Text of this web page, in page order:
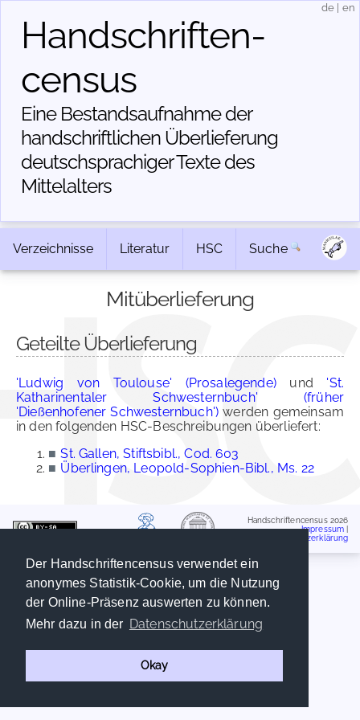
Der Handschriftencensus verwendet ein
anonymes Statistik-Cookie, um die Nutzung
der Online-Präsenz auswerten zu können.
Mehr dazu in der Datenschutzerklärung
Okay
Handschriften­
census
Eine Bestandsaufnahme der
handschriftlichen Über­lieferung
deutschsprachiger Texte des
Mittelalters
de en
Verzeichnisse Literatur HSC Suche
Mitüberlieferung
Geteilte Überlieferung
'Ludwig von Toulouse' (Prosalegende)und 'St.
Katharinentaler Schwesternbuch' (früher
'Dießenhofener Schwesternbuch') werden gemeinsam
in den folgenden HSC-Beschreibungen überliefert:
■ St. Gallen, Stiftsbibl., Cod. 603
■ Überlingen, Leopold-Sophien-Bibl., Ms. 22
Handschriftencensus 2026
Impressum
Datenschutzerklärung